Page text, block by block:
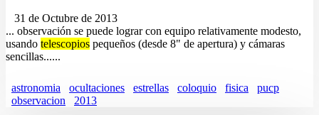
31 de Octubre de 2013
... observación se puede lograr con equipo relativamente modesto,
usando telescopios pequeños (desde 8" de apertura) y cámaras
sencillas......
astronomia ocultaciones estrellas coloquio fisica
pucp
observacion
2013